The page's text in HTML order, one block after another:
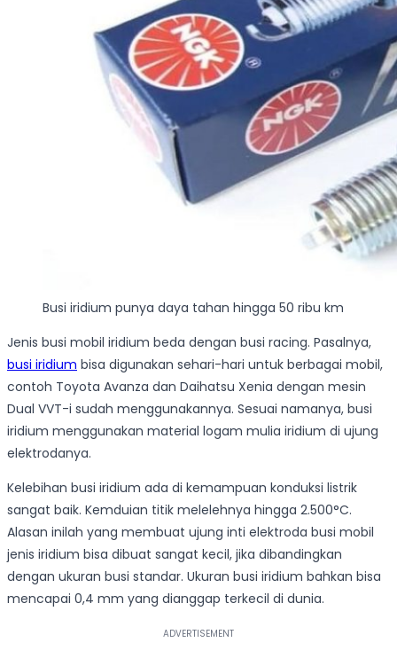
Busi iridium punya daya tahan hingga 50 ribu km
Jenis busi mobil iridium beda dengan busi racing. Pasalnya,
busi iridium bisa digunakan sehari-hari untuk berbagai mobil,
contoh Toyota Avanza dan Daihatsu Xenia dengan mesin
Dual VVT-i sudah menggunakannya. Sesuai namanya, busi
iridium menggunakan material logam mulia iridium di ujung
elektrodanya.
Kelebihan busi iridium ada di kemampuan konduksi listrik
sangat baik. Kemduian titik melelehnya hingga 2.500°C.
Alasan inilah yang membuat ujung inti elektroda busi mobil
jenis iridium bisa dibuat sangat kecil, jika dibandingkan
dengan ukuran busi standar. Ukuran busi iridium bahkan bisa
mencapai 0,4 mm yang dianggap terkecil di dunia.